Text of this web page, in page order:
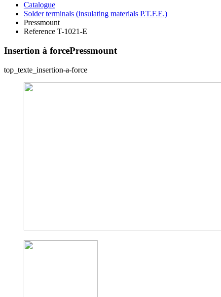
Catalogue
Solder terminals (insulating materials P.T.F.E.)
Pressmount
Reference T-1021-E
Insertion à forcePressmount
top_texte_insertion-a-force